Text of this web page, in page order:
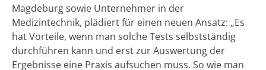
Magdeburg sowie Unternehmer in der
Medizintechnik, plädiert für einen neuen Ansatz: „Es
hat Vorteile, wenn man solche Tests selbstständig
durchführen kann und erst zur Auswertung der
Ergebnisse eine Praxis aufsuchen muss. So wie man